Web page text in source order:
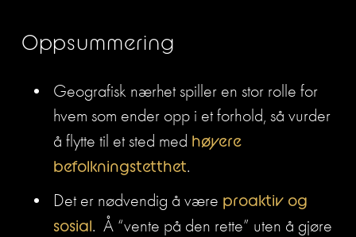
Oppsummering
Geografisk nærhet spiller en stor rolle for
hvem som ender opp i et forhold, så vurder
å flytte til et sted med høyere
befolkningstetthet.
Det er nødvendig å være proaktiv og
sosial.  Å “vente på den rette” uten å gjøre